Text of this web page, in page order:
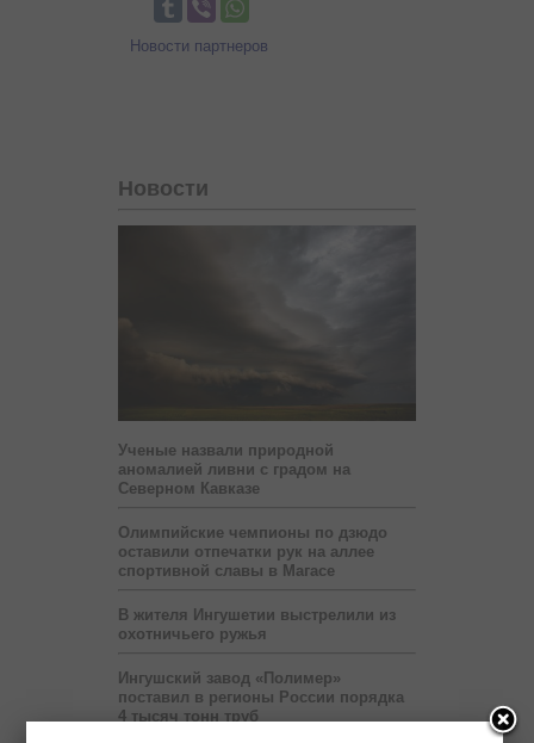
Новости партнеров
Новости
Ученые назвали природной
аномалией ливни с градом на
Северном Кавказе
Олимпийские чемпионы по дзюдо
оставили отпечатки рук на аллее
спортивной славы в Магасе
В жителя Ингушетии выстрелили из
охотничьего ружья
Ингушский завод «Полимер»
поставил в регионы России порядка
4 тысяч тонн труб